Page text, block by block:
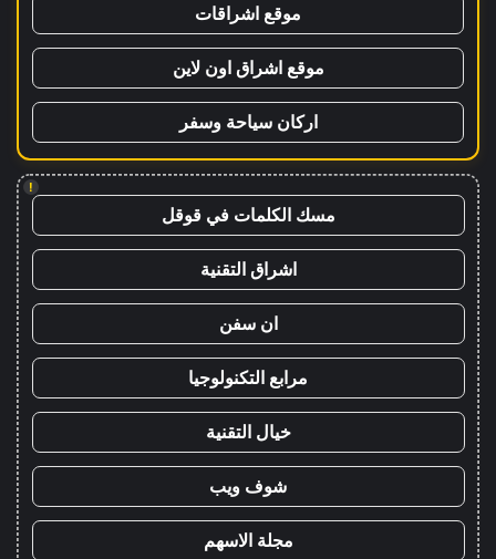
موقع اشراقات
موقع اشراق اون لاين
اركان سياحة وسفر
!
مسك الكلمات في قوقل
اشراق التقنية
ان سفن
مرابع التكنولوجيا
خيال التقنية
شوف ويب
مجلة الاسهم